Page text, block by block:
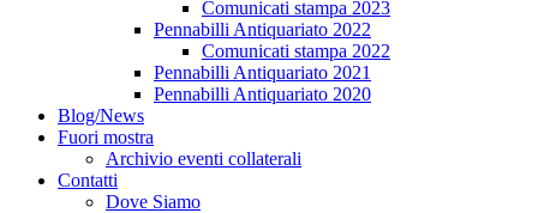
Comunicati stampa 2023
Pennabilli Antiquariato 2022
Comunicati stampa 2022
Pennabilli Antiquariato 2021
Pennabilli Antiquariato 2020
Blog/News
Fuori mostra
Archivio eventi collaterali
Contatti
Dove Siamo